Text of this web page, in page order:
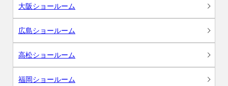
大阪ショールーム
広島ショールーム
高松ショールーム
福岡ショールーム